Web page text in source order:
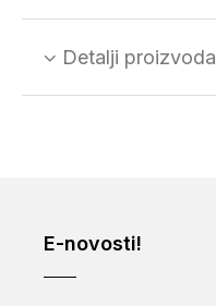
Detalji proizvoda
E-novosti!